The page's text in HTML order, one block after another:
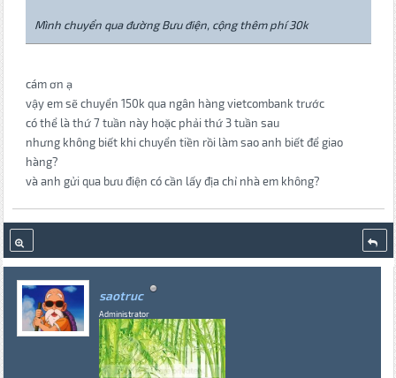
Mình chuyển qua đường Bưu điện, cộng thêm phí 30k
cám ơn ạ
vậy em sẽ chuyển 150k qua ngân hàng vietcombank trước
có thể là thứ 7 tuần này hoặc phải thứ 3 tuần sau
nhưng không biết khi chuyển tiền rồi làm sao anh biết để giao
hàng?
và anh gửi qua bưu điện có cần lấy địa chỉ nhà em không?
saotruc
Administrator